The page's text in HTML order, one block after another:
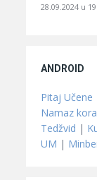
28.09.2024 u
ANDROID
Pitaj Učene
Namaz
Tedžvid |
UM |